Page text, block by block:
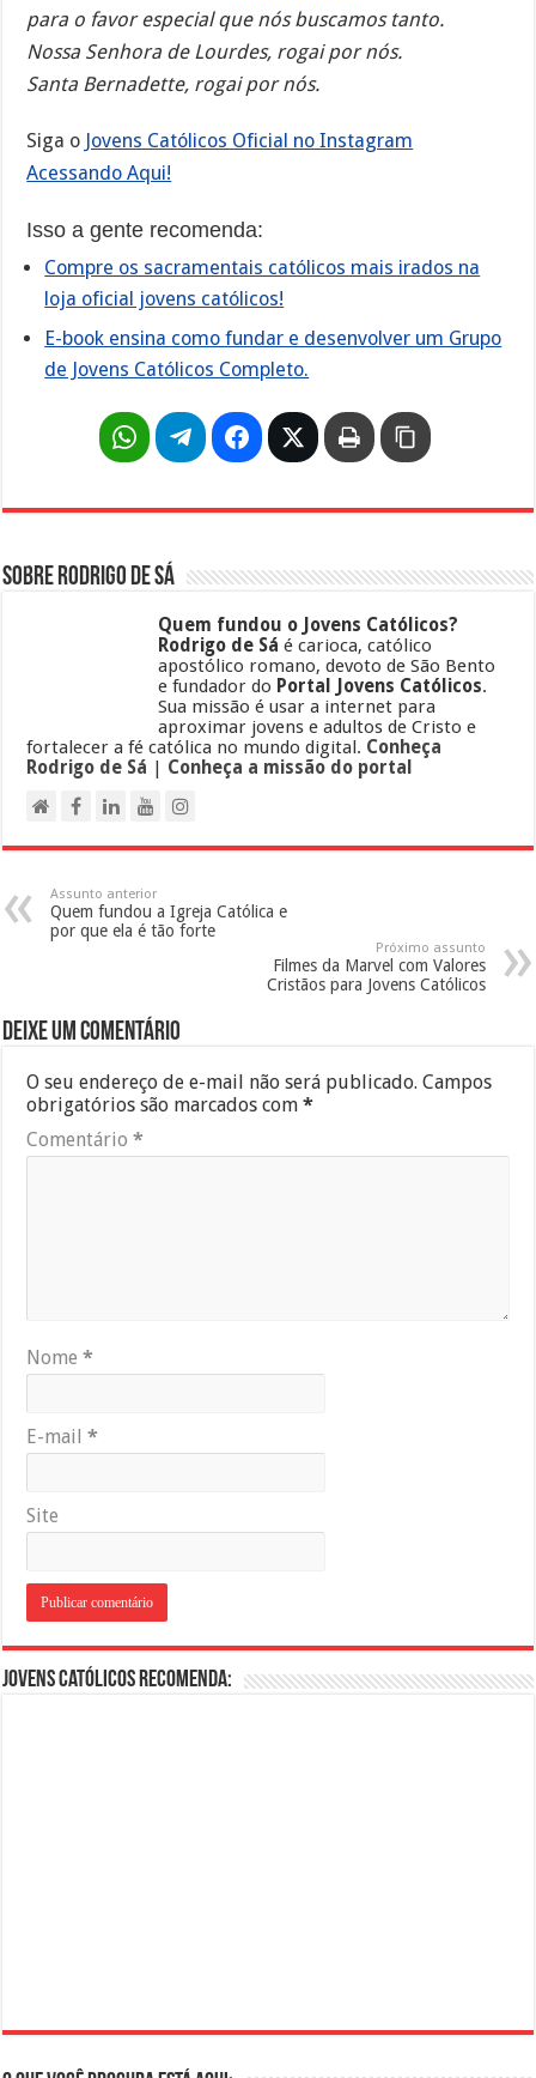
para o favor especial que nós buscamos tanto.
Nossa Senhora de Lourdes, rogai por nós.
Santa Bernadette, rogai por nós.
Siga o Jovens Católicos Oficial no Instagram
Acessando Aqui!
Isso a gente recomenda:
Compre os sacramentais católicos mais irados na
loja oficial jovens católicos!
E-book ensina como fundar e desenvolver um Grupo
de Jovens Católicos Completo.
Sobre Rodrigo de Sá
Quem fundou o Jovens Católicos?
Rodrigo de Sá é carioca, católico
apostólico romano, devoto de São Bento
e fundador do Portal Jovens Católicos.
Sua missão é usar a internet para
aproximar jovens e adultos de Cristo e
fortalecer a fé católica no mundo digital. Conheça
Rodrigo de Sá | Conheça a missão do portal
Assunto anterior
Quem fundou a Igreja Católica e
por que ela é tão forte
Próximo assunto
Filmes da Marvel com Valores
Cristãos para Jovens Católicos
Deixe um comentário
O seu endereço de e-mail não será publicado. Campos
obrigatórios são marcados com*
Comentário*
Nome*
E-mail*
Site
Jovens Católicos Recomenda: